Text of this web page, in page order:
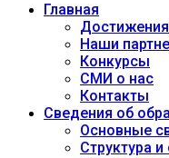
Главная
Достижения
Наши
Конкурсы
СМИ о нас
Контакты
Сведения об
Основные
Структура